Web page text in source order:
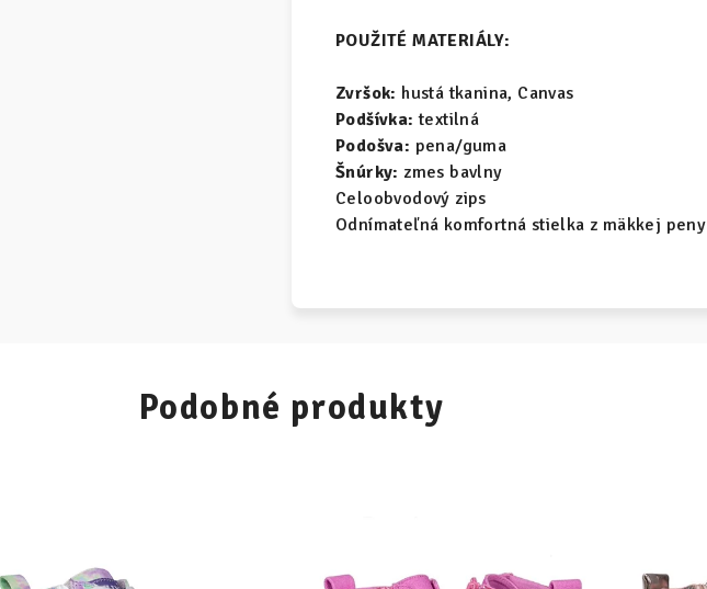
POUŽITÉ MATERIÁLY:
Zvršok: hustá tkanina, Canvas
Podšívka: textilná
Podošva: pena/guma
Šnúrky: zmes bavlny
Celoobvodový zips
Odnímateľná komfortná stielka z mäkkej peny
Podobné produkty